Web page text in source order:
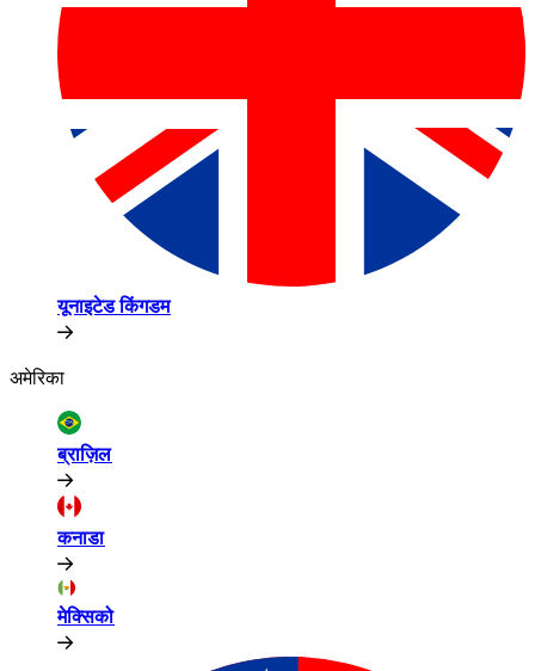
यूनाइटेड किंगडम​​
अमेरिका​​
ब्राज़िल​​
कनाडा​​
मेक्सिको​​